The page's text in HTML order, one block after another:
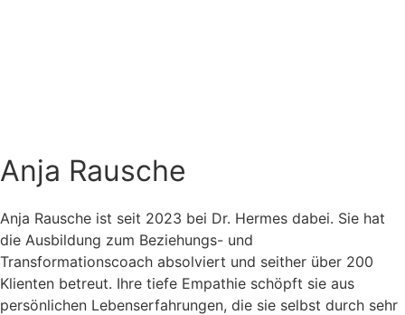
Anja Rausche
Anja Rausche ist seit 2023 bei Dr. Hermes dabei. Sie hat
die Ausbildung zum Beziehungs- und
Transformationscoach absolviert und seither über 200
Klienten betreut. Ihre tiefe Empathie schöpft sie aus
persönlichen Lebenserfahrungen, die sie selbst durch sehr